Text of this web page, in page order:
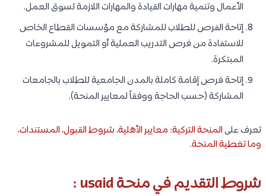
الأعمال وتنمية مهارات القيادة والمهارات اللازمة لسوق العمل.
إتاحة الفرص للطلاب للمشاركة مع مؤسسات القطاع الخاص
للاستفادة من فرص التدريب العملية أو التمويل للمشروعات
المبتكرة.
إتاحة فرص إقامة كاملة بالمدن الجامعية للطلاب بالجامعات
المشاركة (حسب الحاجة ووفقاً لمعايير المنحة).
تعرف علىالمنحة التركية: معايير الأهلية، شروط القبول، المستندات،
وما تغطية المنحة.
شروط التقديم في منحة usaid :